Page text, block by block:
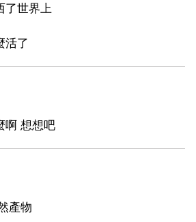
了世界上
活了
啊 想想吧
產物